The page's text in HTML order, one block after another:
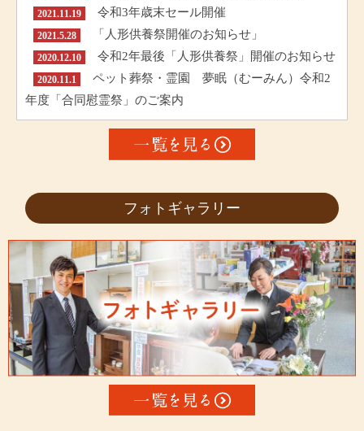
2021.11.19 令和3年歳末セール開催
2021.5.28 「人形供養祭開催のお知らせ」
2020.12.10 令和2年最後「人形供養祭」開催のお知らせ
2020.11.1
ペット葬祭・霊園 夢眠（むーみん）令和2
年度「合同慰霊祭」のご案内
フォトギャラリー